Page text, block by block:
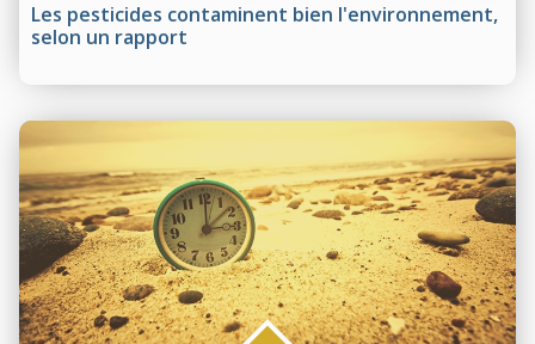
Les pesticides contaminent bien l'environnement,
selon un rapport